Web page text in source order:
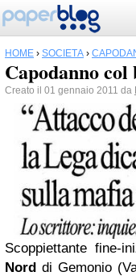
HOME › SOCIETÀ ›
Capodanno col
Creato il 01 gennaio 2011 da
Scoppiettante fine-
Nord di Gemonio